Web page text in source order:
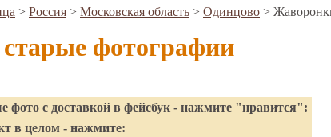
> Россия > Московская область > Одинцово >
фотографии
фото с доставкой в фейсбук - нажмите "нравится":
в целом - нажмите: